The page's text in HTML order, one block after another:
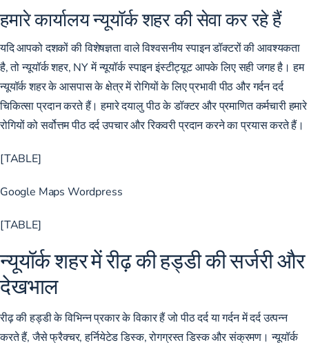
हमारे कार्यालय न्यूयॉर्क शहर की सेवा कर रहे हैं
यदि आपको दशकों की विशेषज्ञता वाले विश्वसनीय स्पाइन डॉक्टरों की आवश्यकता
है, तो न्यूयॉर्क शहर, NY में न्यूयॉर्क स्पाइन इंस्टीट्यूट आपके लिए सही जगह है। हम
न्यूयॉर्क शहर के आसपास के क्षेत्र में रोगियों के लिए प्रभावी पीठ और गर्दन दर्द
चिकित्सा प्रदान करते हैं। हमारे दयालु पीठ के डॉक्टर और प्रमाणित कर्मचारी हमारे
रोगियों को सर्वोत्तम पीठ दर्द उपचार और रिकवरी प्रदान करने का प्रयास करते हैं।
[TABLE]
Google Maps Wordpress
[TABLE]
न्यूयॉर्क शहर में रीढ़ की हड्डी की सर्जरी और
देखभाल
रीढ़ की हड्डी के विभिन्न प्रकार के विकार हैं जो पीठ दर्द या गर्दन में दर्द उत्पन्न
करते हैं, जैसे फ्रैक्चर, हर्नियेटेड डिस्क, रोगग्रस्त डिस्क और संक्रमण। न्यूयॉर्क